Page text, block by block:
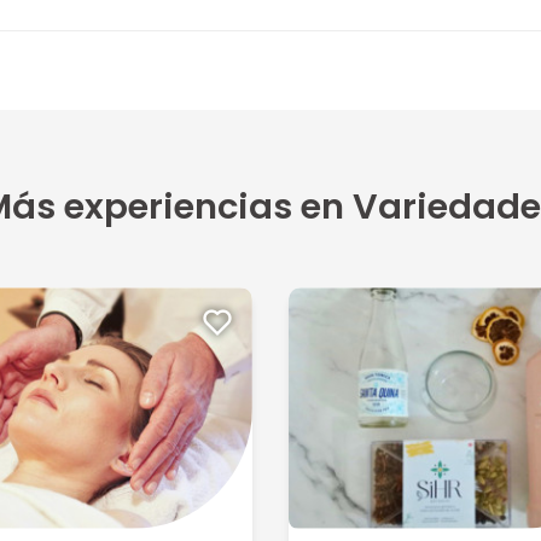
experiencias en